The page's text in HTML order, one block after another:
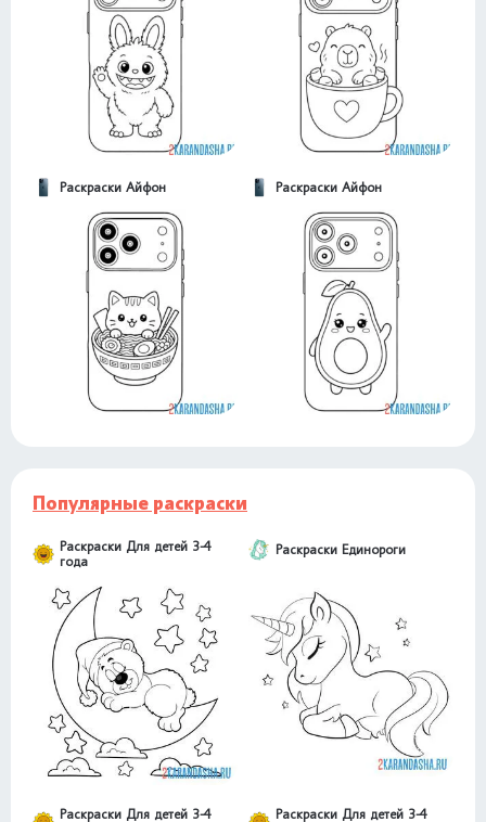
Раскраски Айфон Раскраски Айфон
Популярные раскраски
Раскраски Для детей 3-4
года
Раскраски Единороги
Раскраски Для детей 3-4
Раскраски Для детей 3-4